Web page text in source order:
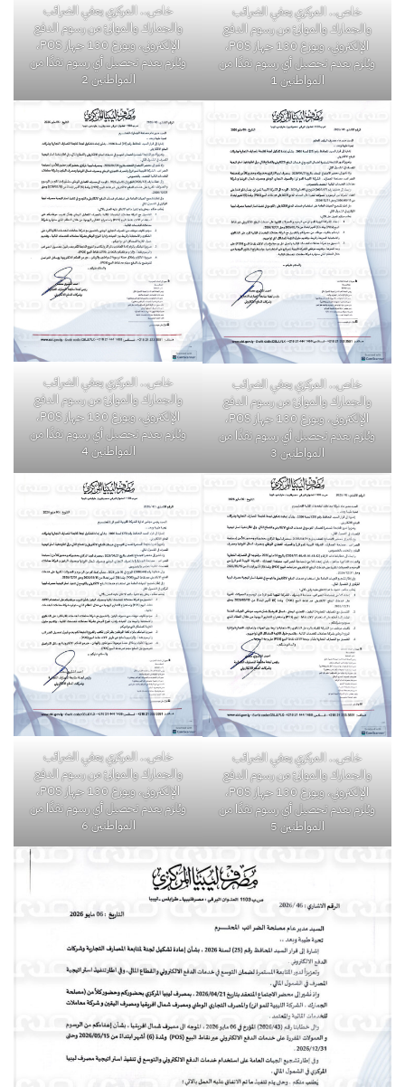
خاص.. المركزي يعفي الضرائب
والجمارك والموانئ من رسوم الدفع
الإلكتروني، ويوزع 130 جهاز POS،
ويُلزم بعدم تحصيل أي رسوم نقدًا من
المواطنين 1
خاص.. المركزي يعفي الضرائب
والجمارك والموانئ من رسوم الدفع
الإلكتروني، ويوزع 130 جهاز POS،
ويُلزم بعدم تحصيل أي رسوم نقدًا من
المواطنين 2
خاص.. المركزي يعفي الضرائب
والجمارك والموانئ من رسوم الدفع
الإلكتروني، ويوزع 130 جهاز POS،
ويُلزم بعدم تحصيل أي رسوم نقدًا من
المواطنين 3
خاص.. المركزي يعفي الضرائب
والجمارك والموانئ من رسوم الدفع
الإلكتروني، ويوزع 130 جهاز POS،
ويُلزم بعدم تحصيل أي رسوم نقدًا من
المواطنين 4
خاص.. المركزي يعفي الضرائب
والجمارك والموانئ من رسوم الدفع
الإلكتروني، ويوزع 130 جهاز POS،
ويُلزم بعدم تحصيل أي رسوم نقدًا من
المواطنين 5
خاص.. المركزي يعفي الضرائب
والجمارك والموانئ من رسوم الدفع
الإلكتروني، ويوزع 130 جهاز POS،
ويُلزم بعدم تحصيل أي رسوم نقدًا من
المواطنين 6